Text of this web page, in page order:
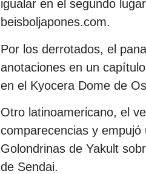
igualar en el segundo
beisboljapones.com.
Por los derrotados, el
anotaciones en un
en el Kyocera Dome de
Otro latinoamericano, el
comparecencias y
Golondrinas de Yakult
de Sendai.